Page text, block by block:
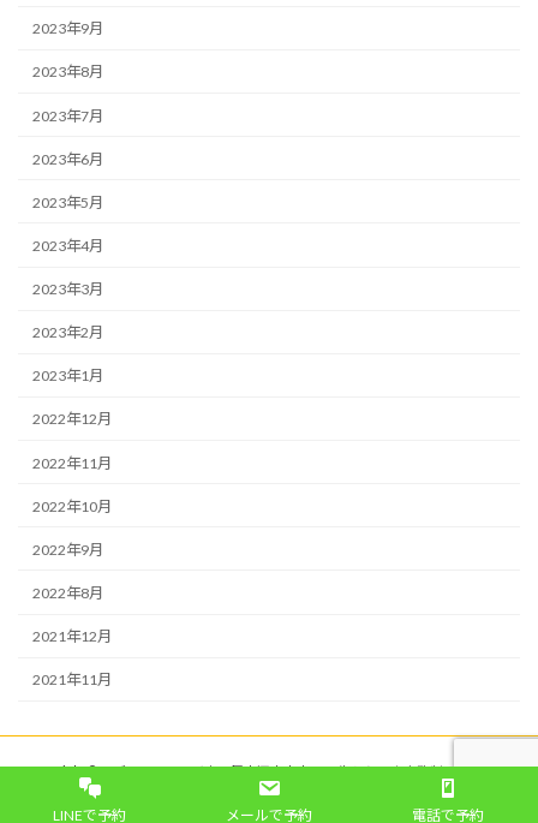
2023年9月
2023年8月
2023年7月
2023年6月
2023年5月
2023年4月
2023年3月
2023年2月
2023年1月
2022年12月
2022年11月
2022年10月
2022年9月
2022年8月
2021年12月
2021年11月
Copyright © ラディアンスヨガ｜八尾市河内山本・45歳からの少人数制ヨガスタジ
オ All Rights Reserved.
LINEで予約 メールで予約 電話で予約